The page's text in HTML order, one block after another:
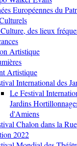
Européennes du
des lieux
Artistique
Artistique
International des
Le Festival
Jardins
d'Amiens
Chalon dans la Rue
2022